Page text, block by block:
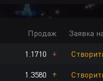
AED HKD
Продаж Заявка
1.1710
1.3580